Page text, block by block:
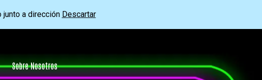
a dirección Descartar
Sobre Nosotros